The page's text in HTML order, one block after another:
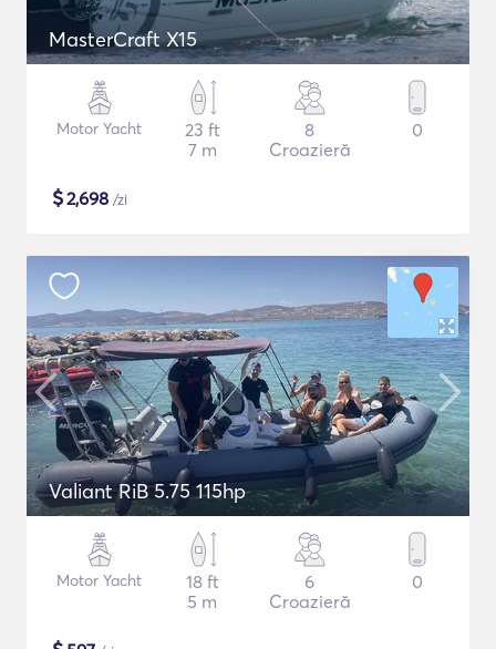
MasterCraft X15
Motor Yacht
23 ft
7 m
8
Croazieră
0
$2,698 /zi
Valiant RiB 5.75 115hp
Motor Yacht
18 ft
5 m
6
Croazieră
0